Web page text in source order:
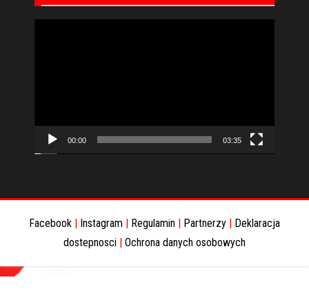
00:00 03:35
Facebook Instagram Regulamin Partnerzy
Deklaracja
dostepnosci
Ochrona danych osobowych